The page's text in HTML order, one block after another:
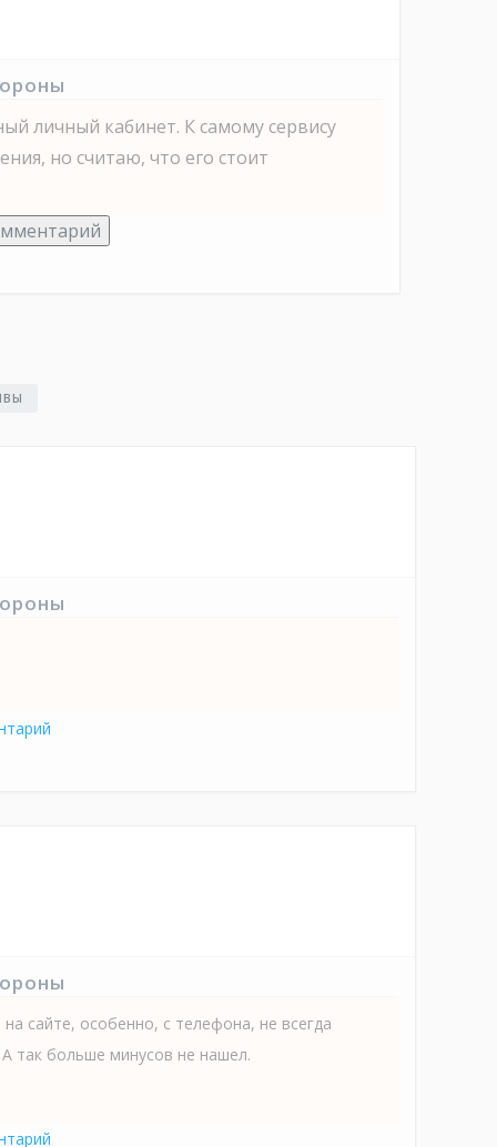
личный кабинет. К самому сервису
но считаю, что его стоит
сайте, особенно, с телефона, не всегда
так больше минусов не нашел.